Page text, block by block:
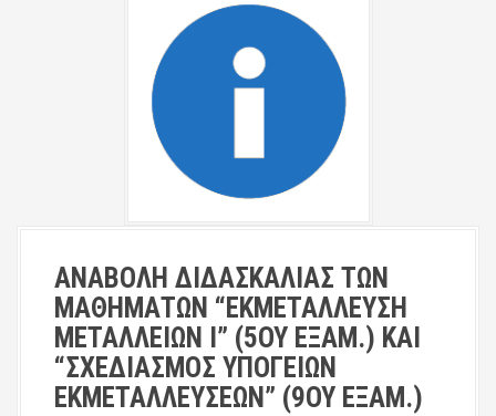
ΑΝΑΒΟΛΗ ΔΙΔΑΣΚΑΛΙΑΣ ΤΩΝ
ΜΑΘΗΜΑΤΩΝ “ΕΚΜΕΤΑΛΛΕΥΣΗ
ΜΕΤΑΛΛΕΙΩΝ Ι” (5ΟΥ ΕΞΑΜ.) ΚΑΙ
“ΣΧΕΔΙΑΣΜΟΣ ΥΠΟΓΕΙΩΝ
ΕΚΜΕΤΑΛΛΕΥΣΕΩΝ” (9ΟΥ ΕΞΑΜ.)